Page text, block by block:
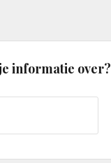
informatie over?